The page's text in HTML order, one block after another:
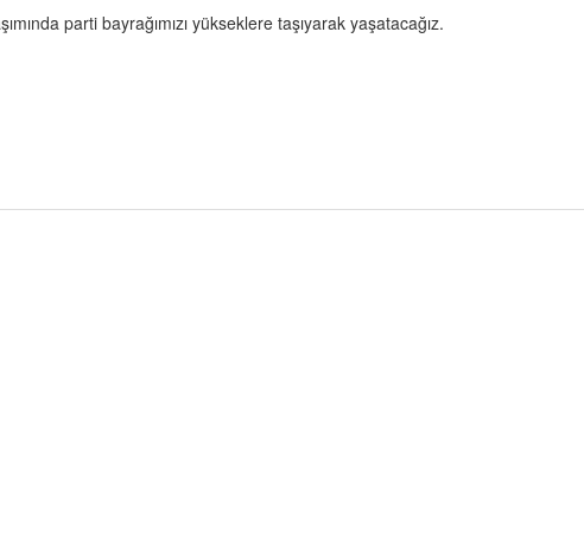
parti bayrağımızı yükseklere taşıyarak yaşatacağız.